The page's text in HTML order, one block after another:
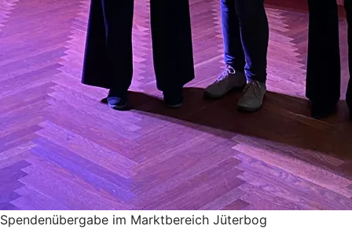
Spendenübergabe im Marktbereich Jüterbog